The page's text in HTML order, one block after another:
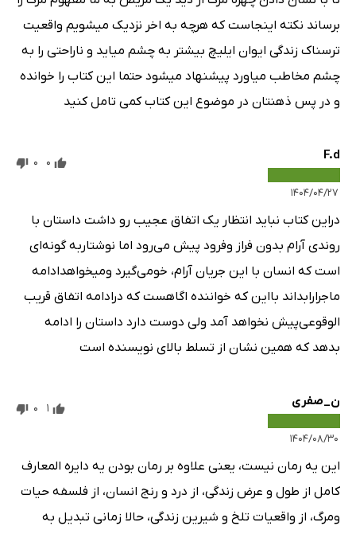
برساند نکته اینجاست که هرچه به اخر نزدیک میشویم واقعیت
ترسناک زندگی ایوان ایلیچ بیشتر به چشم میاید و ناراحتی را به
چشم مخاطب میاورد پیشنهاد میشود حتما این کتاب را خوانده
و در پس ذهنتان در موضوع این کتاب کمی تامل کنید
F.d
۱۴۰۴/۰۴/۲۷
0
0
دراین کتاب نباید انتظار یک اتفاق عجیب رو داشت داستان با
روندی آرام بدون فراز وفرود پیش می‌رود اما نوشتاربه گونه‌ای
است که انسان با این جریان آرام، خو‌می‌گیرد ومیخواهد‌ادامه
ماجرارابداند بااین که خواننده اگاهست که درادامه اتفاق قریب
الوقوعی‌پیش نخواهد آمد ولی دوست دارد داستان را ادامه
بدهد که همین نشان از تسلط بالای نویسنده است
ن_صفری
۱۴۰۴/۰۸/۳۰
1
0
این یه رمان نیست، یعنی علاوه بر رمان بودن یه دایره المعارف
کامل از طول و عرض زندگی، از درد و رنج انسان، از فلسفه حیات
ومرگ، از واقعیات تلخ و شیرین زندگی، حالا زمانی تبدیل به